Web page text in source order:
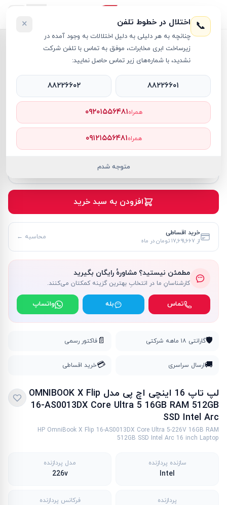
لپ تاپ OmniBook
۱۹۵٬۰۰۰٬۰۰۰ تومان
افزودن به سبد خرید
خرید اقساطی
از ۱۷٬۶۹۱٬۶۶۷ تومان در ماه محاسبه ←
مطمئن نیستید؟ مشاورهٔ رایگان بگیرید
کارشناسانِ ما در انتخابِ بهترین گزینه کمکتان می‌کنند.
تماس بله واتساپ
🛡️گارانتی ۱۸ ماهه شرکتی 📄 فاکتور رسمی
🚚ارسال سراسری 💳خرید اقساطی
لپ تاپ 16 اینچی اچ پی مدل OMNIBOOK X Flip
16-AS0013DX Core Ultra 5 16GB RAM 512GB
SSD Intel Arc
HP OmniBook X Flip 16-AS0013DX Core Ultra 5-226V 16GB RAM
512GB SSD Intel Arc 16 inch Laptop
سازنده پردازنده
Intel
مدل پردازنده
226v
پردازنده فرکانس پردازنده
📞 اختلال در خطوط تلفن
چنانچه به هر دلیلی به دلیل اختلالات به وجود آمده در
زیرساخت ابری مخابرات، موفق به تماس با تلفن شرکت
نشدید، با شماره‌های زیر تماس حاصل نمایید:
×
۸۸۲۲۶۶۰۱ ۸۸۲۲۶۶۰۲
همراه۰۹۲۰۱۵۵۶۴۸۱
همراه۰۹۱۲۱۵۵۶۴۸۱
متوجه شدم